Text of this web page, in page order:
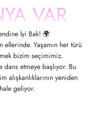
VAR
İyi Bak! 🌍
ellerinde. Yaşamın her türü
bizim seçimimiz.
etmeye başlıyor. Bu
yeniden
geliyor.